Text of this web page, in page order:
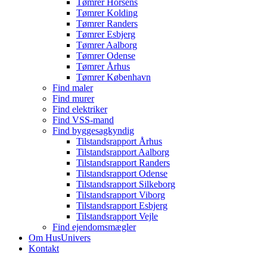
Tømrer Kolding
Tømrer Randers
Tømrer Esbjerg
Tømrer Aalborg
Tømrer Odense
Tømrer Århus
Tømrer København
Find maler
Find murer
Find elektriker
Find VSS-mand
Find byggesagkyndig
Tilstandsrapport Århus
Tilstandsrapport Aalborg
Tilstandsrapport Randers
Tilstandsrapport Odense
Tilstandsrapport Silkeborg
Tilstandsrapport Viborg
Tilstandsrapport Esbjerg
Tilstandsrapport Vejle
Find ejendomsmægler
Om HusUnivers
Kontakt